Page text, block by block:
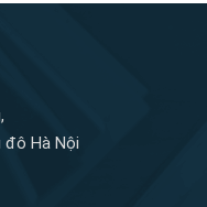
đô Hà Nội